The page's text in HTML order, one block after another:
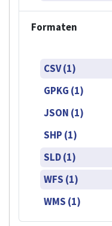
Formaten
CSV (1)
GPKG (1)
JSON (1)
SHP (1)
SLD (1)
WFS (1)
WMS (1)